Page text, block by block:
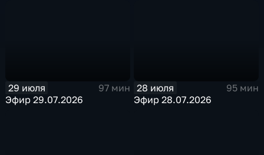
29 июля
97 мин
Эфир 29.07.2026
28 июля
95 мин
Эфир 28.07.2026